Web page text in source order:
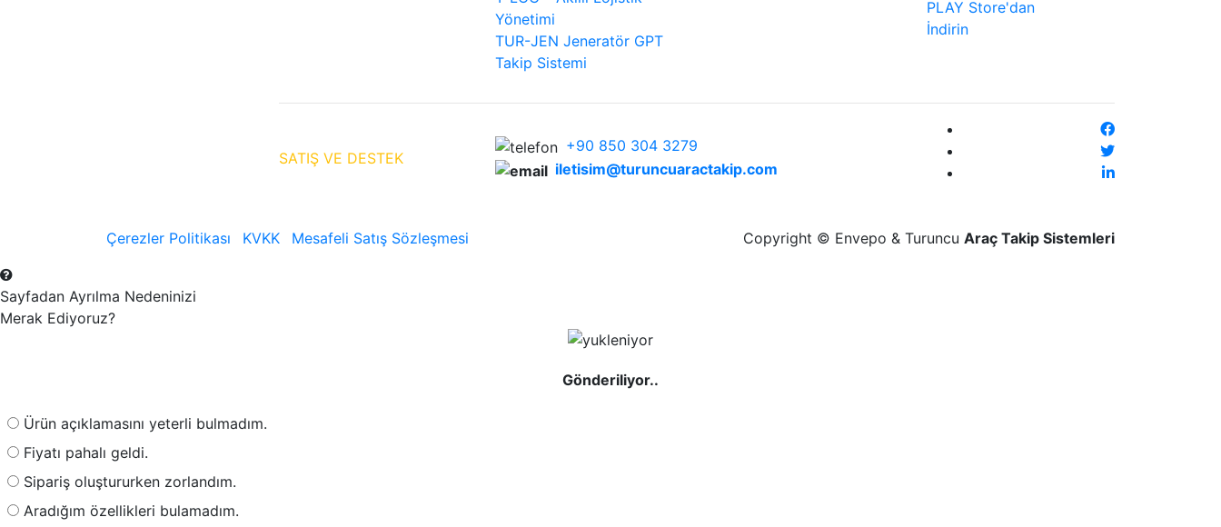
Yönetimi
TUR-JEN Jeneratör GPT
Takip Sistemi
PLAY Store'dan
İndirin
SATIŞ VE DESTEK
+90 850 304 3279
iletisim@turuncuaractakip.com
Çerezler Politikası KVKK Mesafeli Satış Sözleşmesi Copyright © Envepo & Turuncu Araç Takip Sistemleri
Sayfadan Ayrılma Nedeninizi
Merak Ediyoruz?
Gönderiliyor..
Ürün açıklamasını yeterli bulmadım.
Fiyatı pahalı geldi.
Sipariş oluştururken zorlandım.
Aradığım özellikleri bulamadım.